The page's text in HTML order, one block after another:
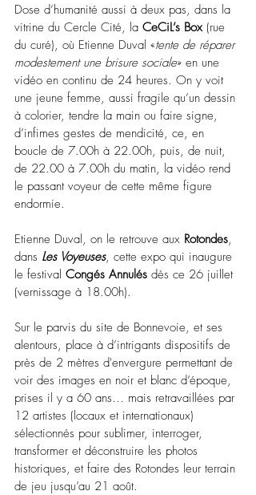
Dose d’humanité aussi à deux pas, dans la
vitrine du Cercle Cité, la CeCiL’s Box (rue
du curé), où Etienne Duval «tente de réparer
modestement une brisure sociale» en une
vidéo en continu de 24 heures. On y voit
une jeune femme, aussi fragile qu’un dessin
à colorier, tendre la main ou faire signe,
d’infimes gestes de mendicité, ce, en
boucle de 7.00h à 22.00h, puis, de nuit,
de 22.00 à 7.00h du matin, la vidéo rend
le passant voyeur de cette même figure
endormie.
Etienne Duval, on le retrouve aux Rotondes,
dans Les Voyeuses, cette expo qui inaugure
le festival Congés Annulés dès ce 26 juillet
(vernissage à 18.00h).
Sur le parvis du site de Bonnevoie, et ses
alentours, place à d’intrigants dispositifs de
près de 2 mètres d'envergure permettant de
voir des images en noir et blanc d’époque,
prises il y a 60 ans… mais retravaillées par
12 artistes (locaux et internationaux)
sélectionnés pour sublimer, interroger,
transformer et déconstruire les photos
historiques, et faire des Rotondes leur terrain
de jeu jusqu’au 21 août.